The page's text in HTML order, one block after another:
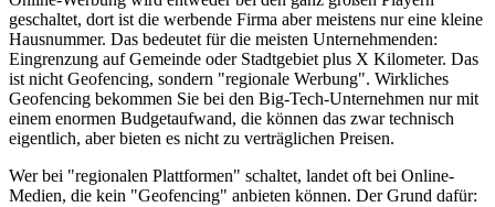
geschaltet, dort ist die werbende Firma aber meistens nur eine kleine
Hausnummer. Das bedeutet für die meisten Unternehmenden:
Eingrenzung auf Gemeinde oder Stadtgebiet plus X Kilometer. Das
ist nicht Geofencing, sondern "regionale Werbung". Wirkliches
Geofencing bekommen Sie bei den Big-Tech-Unternehmen nur mit
einem enormen Budgetaufwand, die können das zwar technisch
eigentlich, aber bieten es nicht zu verträglichen Preisen.
Wer bei "regionalen Plattformen" schaltet, landet oft bei Online-
Medien, die kein "Geofencing" anbieten können. Der Grund dafür: